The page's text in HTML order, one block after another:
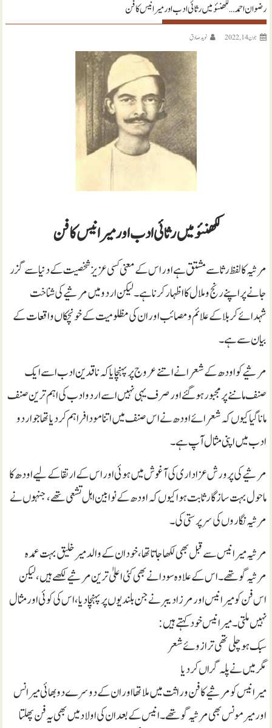
رضوان احمد … لکھنئو میں رثائی ادب اور میر انیس کا فن
جون 14, 2022 نويد صادق
لکھنئو میں رثائی ادب اور میر انیس کا فن
مرثیہ کا لفظ رثا سے مشتق ہے اور اس کے معنی کسی عزیز شخصیت کے دنیا سے گزر
جانے پر اپنے رنج و ملال کا اظہار کرنا ہے۔ لیکن اردو میں مرثیے کی شناخت
شہدائے کربلا کے علائم و مصائب اور ان کی مظلومیت کے خونچکاں واقعات کے
بیان سے ہے۔
مرثیے کو اودھ کے شعرا نے اتنے عروج پر پہنچایا کہ ناقدین ادب اسے ایک
صنف ماننے پر مجبور ہو گئے اور صرف یہی نہیں اسے اردو ادب کی اہم ترین صنف
مانا گیا کیوں کہ شعرائے اودھ نے اس صنف میں اتنا مودا فراہم کر دیا تھا جو اردو
ادب میں اپنی مثال آپ ہے۔
مرثیے کی پرورش عزا داری کی آغوش میں ہوئی اور اس کے ارتقا کے لیے اودھ کا
ماحول بہت ساز گار ثابت ہوا کیوں کہ اودھ کے نوابین اہل تشعی تھے، جنہوں نے
مرثیہ نگاروں کی سر پرستی کی۔
مرثیہ میر انیس سے قبل بھی لکھا جاتا تھا، خود ان کے والد میر خلیق بہت عمدہ
مرثیہ گو تھے۔ اس کے علاوہ سودا نے بھی کئی اعلیٰ ترین مرثیے لکھے ہیں، لیکن
اس فن کو میر انیس اور مرزا دیبر نے جن بلندیوں پر پہنچا دیا، اس کی کوئی اور مثال
نہیں ملتی۔ میر انیس خود کہتے ہیں:
سبک ہو چلی تھی ترازوئے شعر
مگر میں نے پلہ گراں کر دیا
میرانیس کو مرثیے کا فن وراثت میں ملا تھا اور ان کے دوسرے دو بھائی میر انس
اور میر مونس بھی مرثیہ گو تھے۔ انیس کے بعد ان کی اولاد میں بھی یہ فن پھلتا